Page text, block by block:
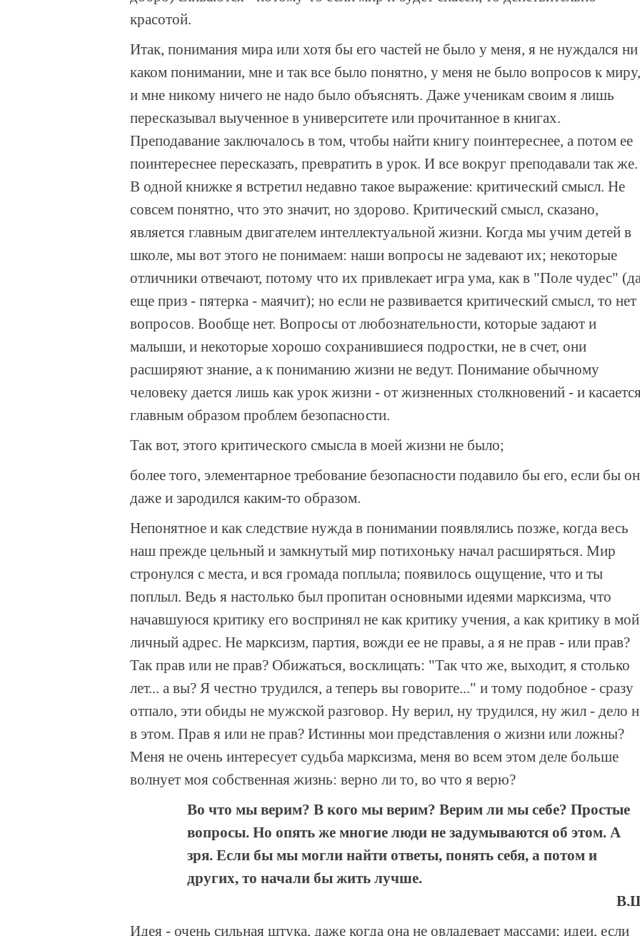
красотой.
Итак, понимания мира или хотя бы его частей не было у меня, я не нуждался
каком понимании, мне и так все было понятно, у меня не было вопросов к миру,
и мне никому ничего не надо было объяснять. Даже ученикам своим я лишь
пересказывал выученное в университете или прочитанное в книгах.
Преподавание заключалось в том, чтобы найти книгу поинтереснее, а потом ее
поинтереснее пересказать, превратить в урок. И все вокруг преподавали так же.
В одной книжке я встретил недавно такое выражение: критический смысл. Не
совсем понятно, что это значит, но здорово. Критический смысл, сказано,
является главным двигателем интеллектуальной жизни. Когда мы учим детей в
школе, мы вот этого не понимаем: наши вопросы не задевают их; некоторые
отличники отвечают, потому что их привлекает игра ума, как в "Поле чудес"
еще приз - пятерка - маячит); но если не развивается критический смысл, то нет
вопросов. Вообще нет. Вопросы от любознательности, которые задают и
малыши, и некоторые хорошо сохранившиеся подростки, не в счет, они
расширяют знание, а к пониманию жизни не ведут. Понимание обычному
человеку дается лишь как урок жизни - от жизненных столкновений - и
главным образом проблем безопасности.
Так вот, этого критического смысла в моей жизни не было;
более того, элементарное требование безопасности подавило бы его, если бы он
даже и зародился каким-то образом.
Непонятное и как следствие нужда в понимании появлялись позже, когда весь
наш прежде цельный и замкнутый мир потихоньку начал расширяться. Мир
стронулся с места, и вся громада поплыла; появилось ощущение, что и ты
поплыл. Ведь я настолько был пропитан основными идеями марксизма, что
начавшуюся критику его воспринял не как критику учения, а как критику в мой
личный адрес. Не марксизм, партия, вожди ее не правы, а я не прав - или прав?
Так прав или не прав? Обижаться, восклицать: "Так что же, выходит, я столько
лет... а вы? Я честно трудился, а теперь вы говорите..." и тому подобное - сразу
отпало, эти обиды не мужской разговор. Ну верил, ну трудился, ну жил - дело
в этом. Прав я или не прав? Истинны мои представления о жизни или ложны?
Меня не очень интересует судьба марксизма, меня во всем этом деле больше
волнует моя собственная жизнь: верно ли то, во что я верю?
Во что мы верим? В кого мы верим? Верим ли мы себе? Простые
вопросы. Но опять же многие люди не задумываются об этом. А
зря. Если бы мы могли найти ответы, понять себя, а потом и
других, то начали бы жить лучше.
Идея - очень сильная штука, даже когда она не овладевает массами; идеи, если